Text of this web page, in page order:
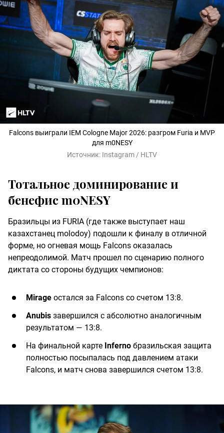
Falcons выиграли IEM Cologne Major 2026: разгром Furia и MVP
для m0NESY
Источник: Instagram / HLTV
Тотальное доминирование и
бенефис m0NESY
Бразильцы из FURIA (где также выступает наш
казахстанец molodoy) подошли к финалу в отличной
форме, но огневая мощь Falcons оказалась
непреодолимой. Матч прошел по сценарию полного
диктата со стороны будущих чемпионов:
Mirage остался за Falcons со счетом 13:8.
Anubis завершился с абсолютно аналогичным
результатом — 13:8.
На финальной карте Inferno бразильская защита
полностью посыпалась под давлением атаки
Falcons, и матч снова завершился счетом 13:8.